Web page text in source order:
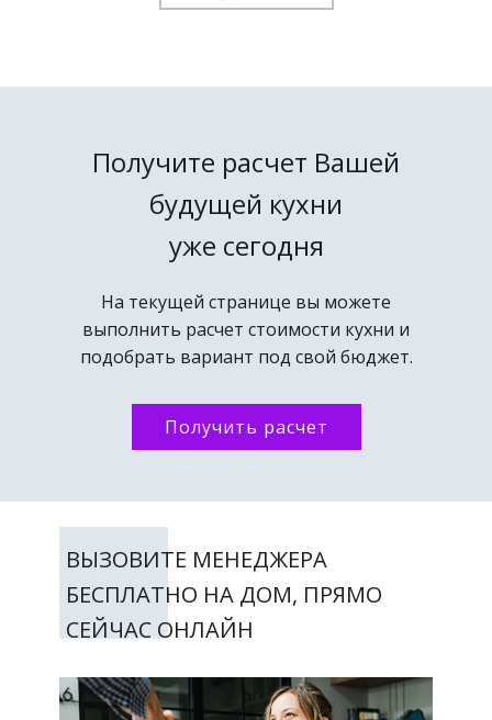
Получите расчет Вашей
будущей кухни
уже сегодня
На текущей странице вы можете
выполнить расчет стоимости кухни и
подобрать вариант под свой бюджет.
Получить расчет
ВЫЗОВИТЕ МЕНЕДЖЕРА
БЕСПЛАТНО НА ДОМ, ПРЯМО
СЕЙЧАС ОНЛАЙН